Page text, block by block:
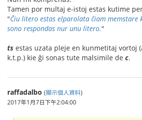
Tamen por multaj e-istoj estas kutime
"Ĉiu litero estas elparolata ĉiam memstare
sono respondas nur unu litero."
ts estas uzata pleje en kunmetitaj vortoj
k.t.p.) kie ĝi sonas tute malsimile de c.
raffadalbo (顯示個人資料)
2017年1月7日下午2:04:00